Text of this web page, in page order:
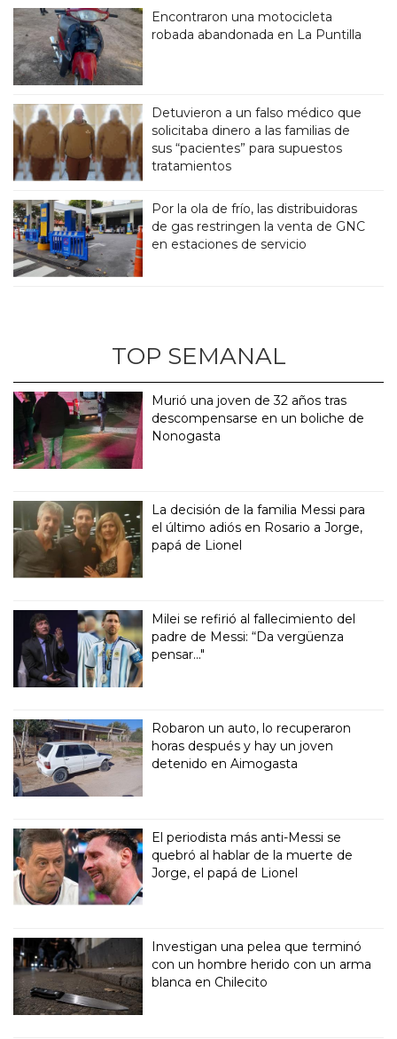
Encontraron una motocicleta
robada abandonada en La Puntilla
Detuvieron a un falso médico que
solicitaba dinero a las familias de
sus “pacientes” para supuestos
tratamientos
Por la ola de frío, las distribuidoras
de gas restringen la venta de GNC
en estaciones de servicio
TOP SEMANAL
Murió una joven de 32 años tras
descompensarse en un boliche de
Nonogasta
La decisión de la familia Messi para
el último adiós en Rosario a Jorge,
papá de Lionel
Milei se refirió al fallecimiento del
padre de Messi: “Da vergüenza
pensar..."
Robaron un auto, lo recuperaron
horas después y hay un joven
detenido en Aimogasta
El periodista más anti-Messi se
quebró al hablar de la muerte de
Jorge, el papá de Lionel
Investigan una pelea que terminó
con un hombre herido con un arma
blanca en Chilecito